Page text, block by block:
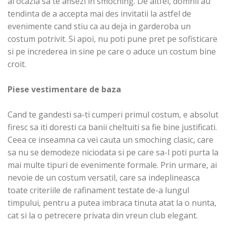
tendinta de a accepta mai des invitatii la astfel de
evenimente cand stiu ca au deja in garderoba un
costum potrivit. Si apoi, nu poti pune pret pe sofisticare
si pe increderea in sine pe care o aduce un costum bine
croit.
Piese vestimentare de baza
Cand te gandesti sa-ti cumperi primul costum, e absolut
firesc sa iti doresti ca banii cheltuiti sa fie bine justificati.
Ceea ce inseamna ca vei cauta un smoching clasic, care
sa nu se demodeze niciodata si pe care sa-l poti purta la
mai multe tipuri de evenimente formale. Prin urmare, ai
nevoie de un costum versatil, care sa indeplineasca
toate criteriile de rafinament testate de-a lungul
timpului, pentru a putea imbraca tinuta atat la o nunta,
cat si la o petrecere privata din vreun club elegant.